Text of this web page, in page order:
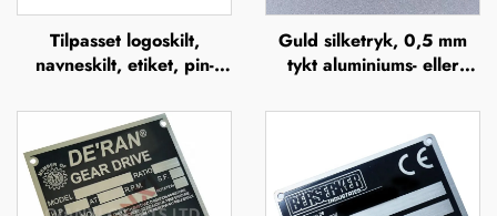
Tilpasset logoskilt,
navneskilt, etiket, pin-
blankt navneskilt i zink-
legering med børstet
metaloptik
Guld silketryk, 0,5 mm
tykt aluminiums- eller
gravering, hævet
metalplade